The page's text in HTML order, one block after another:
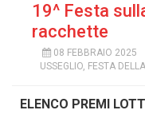
19^ Festa
racchette
08 FEBBRAIO 2025
USSEGLIO, FESTA
ELENCO PREMI